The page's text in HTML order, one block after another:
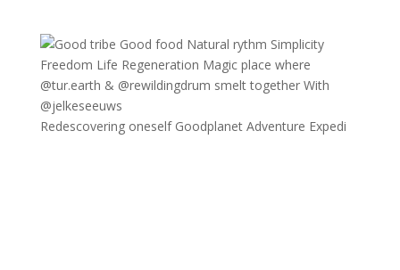
Redescovering oneself Goodplanet Adventure Expedi